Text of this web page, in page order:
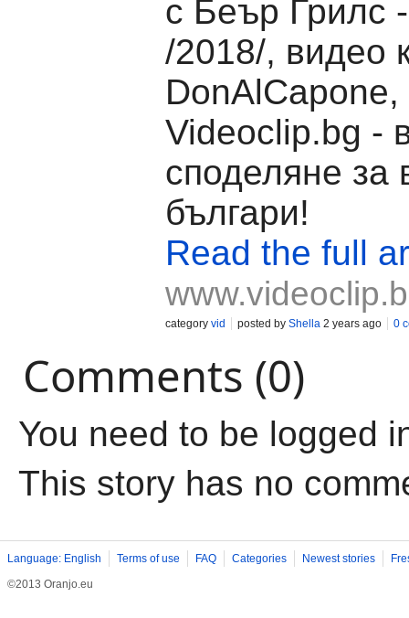
с Беър Грилс
/2018/, видео
DonAlCapone,
Videoclip.bg -
споделяне за
българи!
Read the full
category vid posted by Shella 2 years ago 0
Comments (0)
You need to be logged
This story has no
Language: English Terms of use FAQ Categories Newest stories
©2013 Oranjo.eu